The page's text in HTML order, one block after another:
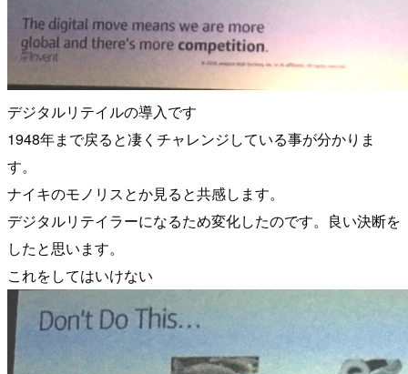
デジタルリテイルの導入です
1948年まで戻ると凄くチャレンジしている事が分かりま
す。
ナイキのモノリスとか見ると共感します。
デジタルリテイラーになるため変化したのです。良い決断を
したと思います。
これをしてはいけない